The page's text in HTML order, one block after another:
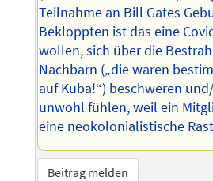
Teilnahme an Bill Gates
Bekloppten ist das eine
wollen, sich über die
Nachbarn („die waren
auf Kuba!“) beschweren
unwohl fühlen, weil ein
eine neokolonialistische
Beitrag melden